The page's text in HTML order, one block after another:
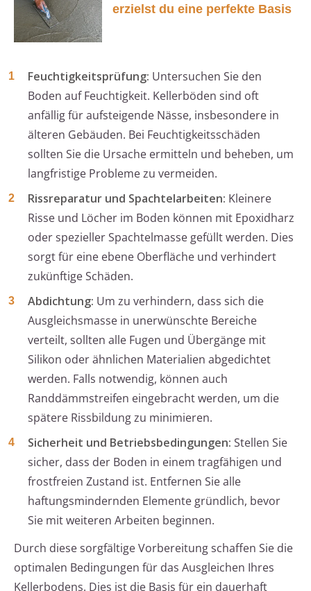
erzielst du eine perfekte Basis
Feuchtigkeitsprüfung: Untersuchen Sie den
Boden auf Feuchtigkeit. Kellerböden sind oft
anfällig für aufsteigende Nässe, insbesondere in
älteren Gebäuden. Bei Feuchtigkeitsschäden
sollten Sie die Ursache ermitteln und beheben, um
langfristige Probleme zu vermeiden.
Rissreparatur und Spachtelarbeiten: Kleinere
Risse und Löcher im Boden können mit Epoxidharz
oder spezieller Spachtelmasse gefüllt werden. Dies
sorgt für eine ebene Oberfläche und verhindert
zukünftige Schäden.
Abdichtung: Um zu verhindern, dass sich die
Ausgleichsmasse in unerwünschte Bereiche
verteilt, sollten alle Fugen und Übergänge mit
Silikon oder ähnlichen Materialien abgedichtet
werden. Falls notwendig, können auch
Randdämmstreifen eingebracht werden, um die
spätere Rissbildung zu minimieren.
Sicherheit und Betriebsbedingungen: Stellen Sie
sicher, dass der Boden in einem tragfähigen und
frostfreien Zustand ist. Entfernen Sie alle
haftungsmindernden Elemente gründlich, bevor
Sie mit weiteren Arbeiten beginnen.
Durch diese sorgfältige Vorbereitung schaffen Sie die
optimalen Bedingungen für das Ausgleichen Ihres
Kellerbodens. Dies ist die Basis für ein dauerhaft